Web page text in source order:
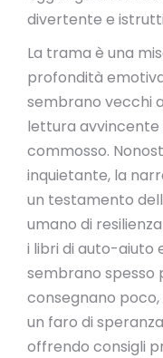
divertente e
La trama è una
profondità
sembrano vecchi
lettura avvincente
commosso.
inquietante, la
un testamento
umano di
i libri di auto-aiuto
sembrano
consegnano
un faro di
offrendo consigli